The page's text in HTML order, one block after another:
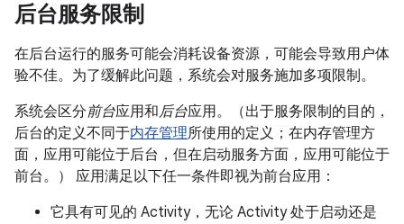
后台服务限制
在后台运行的服务可能会消耗设备资源，可能会导致用户体
验不佳。为了缓解此问题，系统会对服务施加多项限制。
系统会区分前台应用和后台应用。（出于服务限制的目的，
后台的定义不同于内存管理所使用的定义；在内存管理方
面，应用可能位于后台，但在启动服务方面，应用可能位于
前台。） 应用满足以下任一条件即视为前台应用：
它具有可见的 Activity，无论 Activity 处于启动还是